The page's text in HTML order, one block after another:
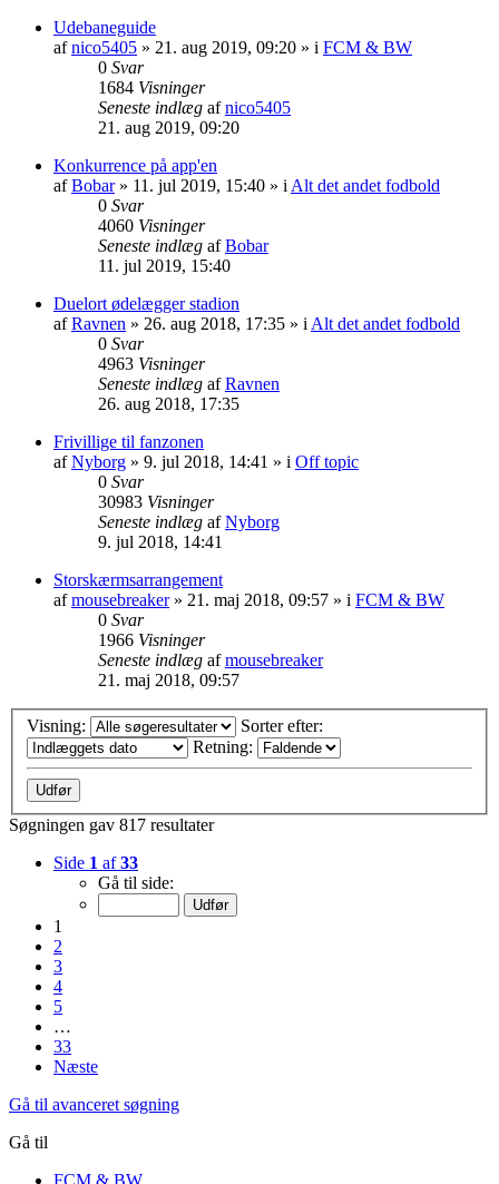
Udebaneguide
afnico5405 » 21. aug 2019, 09:20 » i FCM & BW
0 Svar
1684 Visninger
Seneste indlæg afnico5405
21. aug 2019, 09:20
Konkurrence på app'en
afBobar» 11. jul 2019, 15:40 » i Alt det andet fodbold
0 Svar
4060 Visninger
Seneste indlæg afBobar
11. jul 2019, 15:40
Duelort ødelægger stadion
afRavnen » 26. aug 2018, 17:35 » i Alt det andet fodbold
0 Svar
4963 Visninger
Seneste indlæg afRavnen
26. aug 2018, 17:35
Frivillige til fanzonen
afNyborg » 9. jul 2018, 14:41 » i Off topic
0 Svar
30983 Visninger
Seneste indlæg afNyborg
9. jul 2018, 14:41
Storskærmsarrangement
afmousebreaker» 21. maj 2018, 09:57 » i FCM & BW
0 Svar
1966 Visninger
Seneste indlæg afmousebreaker
21. maj 2018, 09:57
Visning:
Sorter efter:
Retning:
Søgningen gav 817 resultater
Side 1 af33
Gå til side:
1
2
3
4
5
…
33
Næste
Gå til avanceret søgning
Gå til